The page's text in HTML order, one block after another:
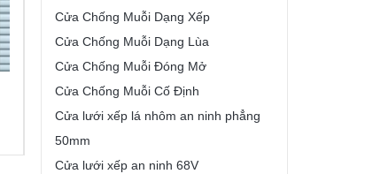
Cửa Chống Muỗi Dạng Xếp
Cửa Chống Muỗi Dạng Lùa
Cửa Chống Muỗi Đóng Mở
Cửa Chống Muỗi Cố Định
Cửa lưới xếp lá nhôm an ninh phẳng
50mm
Cửa lưới xếp an ninh 68V